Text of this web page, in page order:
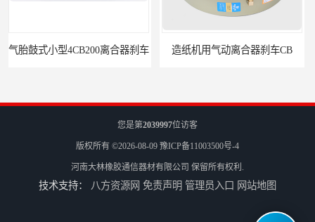
造纸机用气动离合器刹车CB 轮胎成型机用14CB400离合器制动器刹车
您是第2039997位访客
版权所有 ©2026-08-09 豫ICP备11003500号-4
河南大林橡胶通信器材有限公司 保留所有权利.
技术支持： 八方资源网 免责声明 管理员入口 网站地图